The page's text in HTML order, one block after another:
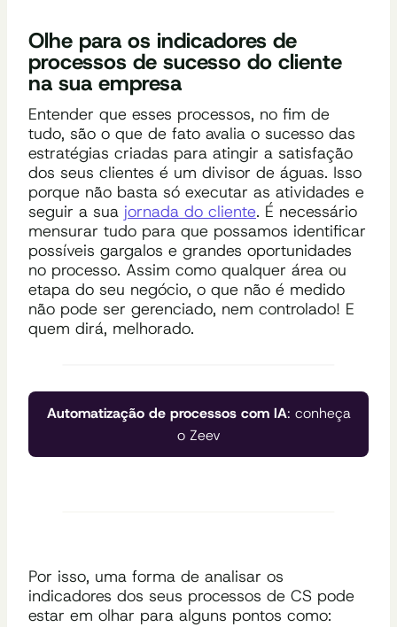
Olhe para os indicadores de
processos de sucesso do cliente
na sua empresa
Entender que esses processos, no fim de
tudo, são o que de fato avalia o sucesso das
estratégias criadas para atingir a satisfação
dos seus clientes é um divisor de águas. Isso
porque não basta só executar as atividades e
seguir a sua jornada do cliente. É necessário
mensurar tudo para que possamos identificar
possíveis gargalos e grandes oportunidades
no processo. Assim como qualquer área ou
etapa do seu negócio, o que não é medido
não pode ser gerenciado, nem controlado! E
quem dirá, melhorado.
Automatização de processos com IA: conheça
o Zeev
Por isso, uma forma de analisar os
indicadores dos seus processos de CS pode
estar em olhar para alguns pontos como: